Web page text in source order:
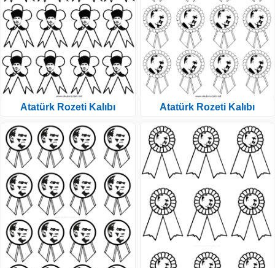
Atatürk Rozeti Kalıbı Atatürk Rozeti Kalıbı